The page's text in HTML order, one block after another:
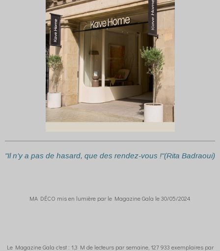
"Il n'y a pas de hasard, que des rendez-vous !"(Rita Badraoui)
MA DÉCO mis en lumière par le Magazine Gala le 30/05/2024
Le Magazine Gala c'est : 1,3 M de lecteurs par semaine, 127 933 exemplaires par